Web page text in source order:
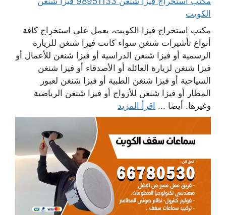
الكويت
مكتب استخراج فيزا الكويت، يعمل على استخراج كافة
أنواع تأشيرات شنغن سواء كانت فيزا شنغن للزيارة
الرسمية أو فيزا شنغن الدراسية أو فيزا شنغن للأعمال أو
فيزا شنغن لزيارة العائلة أو الأصدقاء أو فيزا شنغن
السياحية أو فيزا شنغن الطبية أو فيزا شنغن لعبور
المطار أو فيزا شنغن للأزواج أو فيزا شنغن الرياضية
وغيرها. أيضا ... اقرأ المزيد